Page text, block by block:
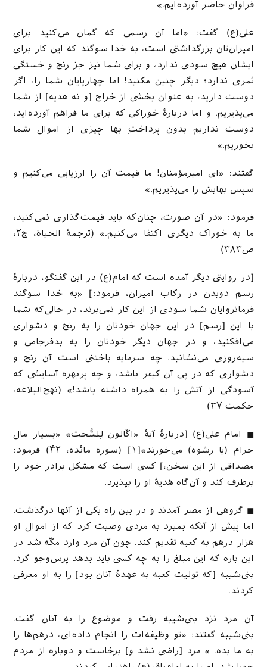
فراوان حاضر آورده‌ایم.»
علی(ع) گفت: «اما آن رسمی که گمان می‌کنید برای
امیران‌تان بزرگداشتی است، به خدا سوگند که این کار برای
ایشان هیچ سودی ندارد، و برای شما نیز جز رنج و خستگی
ثمری ندارد؛ دیگر چنین مکنید! اما چهارپایان شما را، اگر
دوست دارید، به عنوان بخشی از خراج [و نه هدیه] از شما
می‌پذیریم. و اما دربارۀ خوراکی که برای ما فراهم آورده‌اید،
دوست نداریم بدون پرداختِ بها چیزی از اموال شما
بخوریم.»
گفتند: «ای امیرمؤمنان! ما قیمت آن را ارزیابی می‌کنیم و
سپس بهایش را می‌پذیریم.»
فرمود: «در آن صورت، چنان‌که باید قیمت‌گذاری نمی‌کنید،
ما به خوراک دیگری اکتفا می‌کنیم.» (ترجمۀ الحیاة، ج۲،
ص۳۸۳)
[در روایتی دیگر آمده است که امام(ع) در این گفتگو، دربارهٔ
رسم دویدن در رکاب امیران، فرمود:] «به خدا سوگند
فرمانروایان شما سودی از این کار نمی‌برند، در حالی‌که شما
با این [رسم] در این جهان خودتان را به رنج و دشواری
می‌افکنید، و در جهان دیگر خودتان را به بدفرجامی و
سیه‌روزی می‌نشانید. چه سرمایه باختنی است آن رنج و
دشواری که در پی آن کیفر باشد، و چه پربهره آسایشی که
آسودگی از آتش را به همراه داشته باشد!» (نهج‌البلاغه،
حکمت ۳۷)
◼ امام علی(ع) [دربارهٔ آیهٔ «اکّالون لِلسُّحت» «بسیار مال
حرام (یا رشوه) می‌خورند»[۱]
(سوره مائده، ۴۲) فرمود:
مصداقی از این سخن،] کسی است که مشکل برادر خود را
برطرف کند و آن‌گاه هدیهٔ او را بپذیرد.
◼ گروهی از مصر آمدند و در بین راه یکی از آنها درگذشت.
اما پیش از آنکه بمیرد به مردی وصیت کرد که از اموال او
هزار درهم به کعبه تقدیم کند. چون آن مرد وارد مکّه شد در
این باره که این مبلغ را به چه کسی باید بدهد پرس‌و‌جو کرد.
بنی‌شیبه [که تولیت کعبه به عهدهٔ آنان بود] را به او معرفی
کردند.
آن مرد نزد بنی‌شیبه رفت و موضوع را به آنان گفت.
بنی‌شیبه گفتند: «تو وظیفه‌ات را انجام داده‌ای، درهم‌ها را
به ما بده. » مرد [راضی نشد و] برخاست و دوباره از مردم